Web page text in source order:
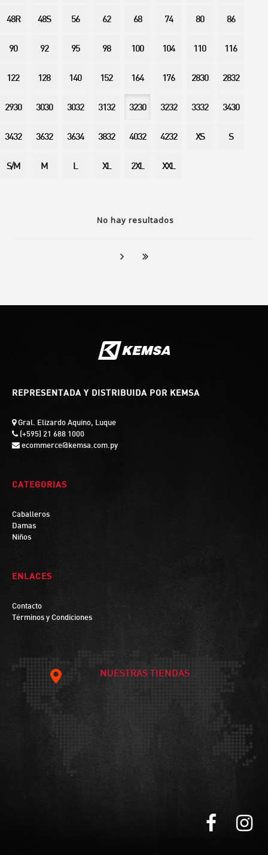
No hay resultados
48R 48S 56 62 68 74 80 86
90 92 95 98 100 104 110 116
122 128 140 152 164 176 2830 2832
2930 3030 3032 3132 3230 3232 3332 3430
3432 3632 3634 3832 4032 4232 XS S
S/M M L XL 2XL XXL
REPRESENTADA Y DISTRIBUIDA POR KEMSA
Gral. Elizardo Aquino, Luque
(+595) 21 688 1000
ecommerce@kemsa.com.py
CATEGORIAS
Caballeros
Damas
Niños
ENLACES
Contacto
Términos y Condiciones
NUESTRAS TIENDAS